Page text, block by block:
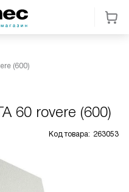
(600)
60 rovere (600)
Код товара: 263053